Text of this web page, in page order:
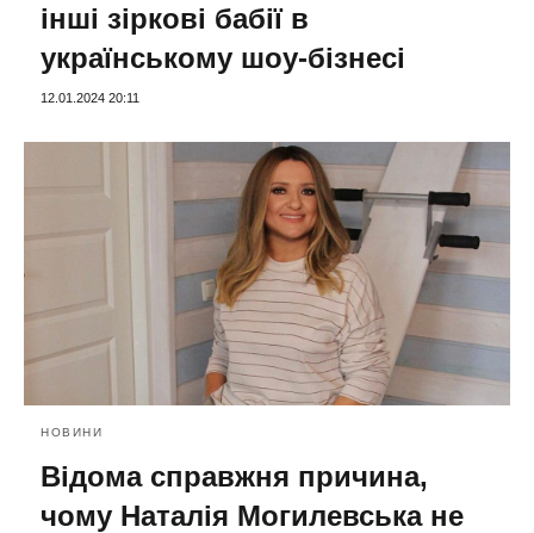
інші зіркові бабії в
українському шоу-бізнесі
12.01.2024 20:11
НОВИНИ
Відома справжня причина,
чому Наталія Могилевська не